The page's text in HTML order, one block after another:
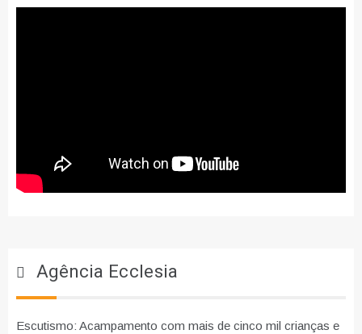
Agência Ecclesia
Escutismo: Acampamento com mais de cinco mil crianças e